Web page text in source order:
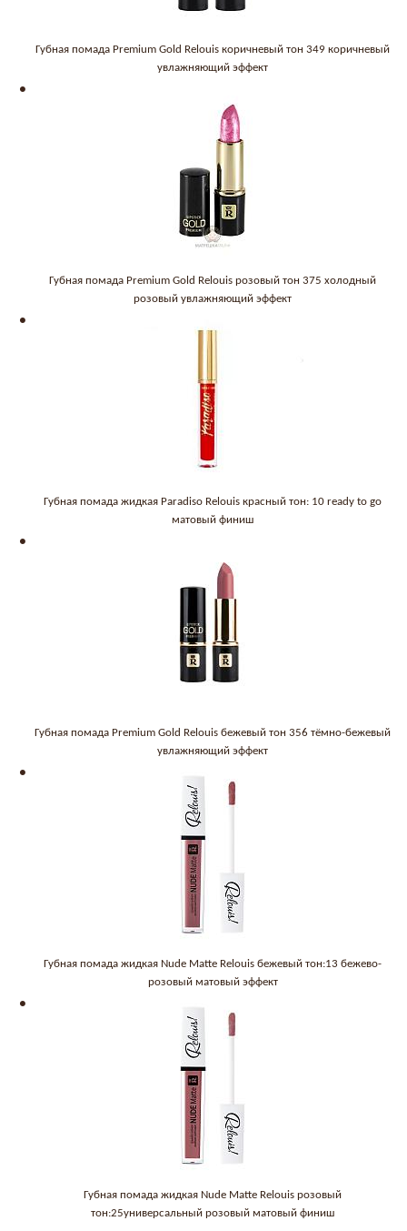
Губная помада Premium Gold Relouis коричневый тон 349 коричневый
увлажняющий эффект
Губная помада Premium Gold Relouis розовый тон 375 холодный
розовый увлажняющий эффект
Губная помада жидкая Paradiso Relouis красный тон: 10 ready to go
матовый финиш
Губная помада Premium Gold Relouis бежевый тон 356 тёмно-бежевый
увлажняющий эффект
Губная помада жидкая Nude Matte Relouis бежевый тон:13 бежево-
розовый матовый эффект
Губная помада жидкая Nude Matte Relouis розовый
тон:25универсальный розовый матовый финиш